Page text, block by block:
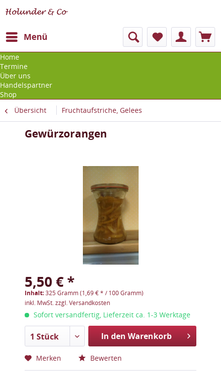
Menü
Home
Termine
Über uns
Handelspartner
Shop
Übersicht
Fruchtaufstriche, Gelees
Gewürzorangen
5,50 € *
Inhalt:325 Gramm (1,69 € * / 100 Gramm)
inkl. MwSt.zzgl. Versandkosten
Sofort versandfertig, Lieferzeit ca. 1-3 Werktage
1 Stück In den Warenkorb
Merken Bewerten